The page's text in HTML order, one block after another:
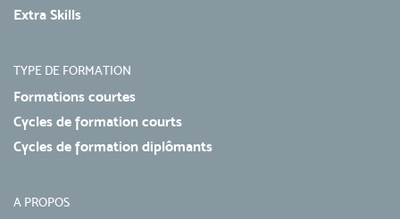
Extra Skills
TYPE DE FORMATION
Formations courtes
Cycles de formation courts
Cycles de formation diplômants
A PROPOS